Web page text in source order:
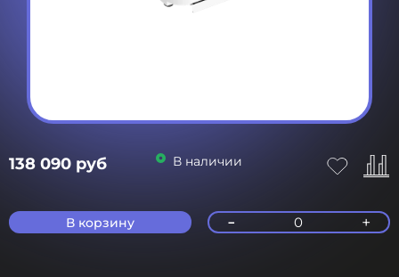
138 090 руб В наличии
В корзину - 0 +